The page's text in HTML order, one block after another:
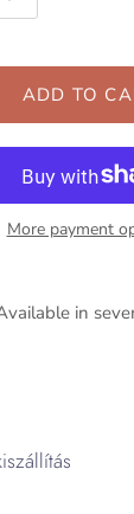
ADD TO
More payment
in